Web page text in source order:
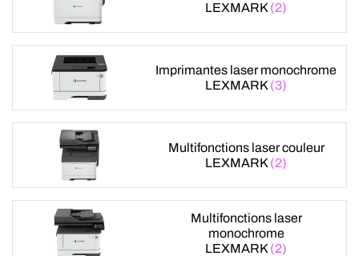
LEXMARK (2)
Imprimantes laser monochrome
LEXMARK (3)
Multifonctions laser couleur
LEXMARK (2)
Multifonctions laser
monochrome
LEXMARK (2)